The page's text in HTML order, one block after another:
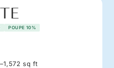
POUPE 10%
sq ft